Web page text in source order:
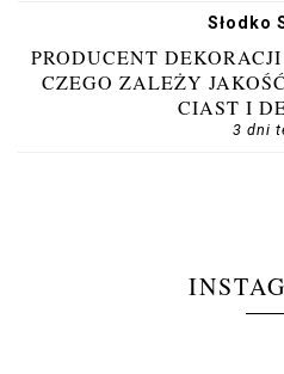
Słodko
PRODUCENT
CZEGO ZALEŻY
CIAST I
3 dni